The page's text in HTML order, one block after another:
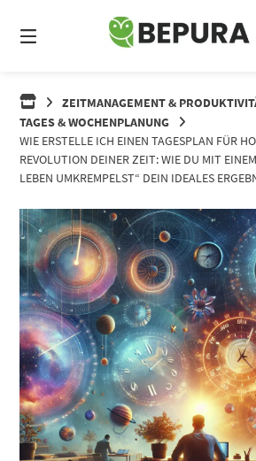
zum
Inhalt
ZEITMANAGEMENT &
TAGES & WOCHENPLANUNG
WIE ERSTELLE ICH EINEN TAGESPLAN FÜR
REVOLUTION DEINER ZEIT: WIE DU MIT
LEBEN UMKREMPELST“ DEIN IDEALES